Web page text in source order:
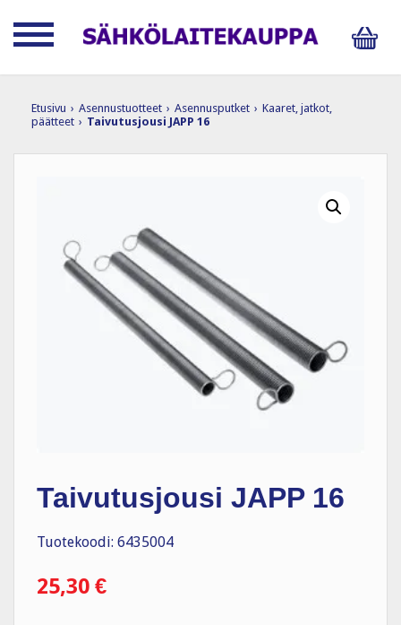
Etusivu › Asennustuotteet › Asennusputket › Kaaret, jatkot,
päätteet › Taivutusjousi JAPP 16
Taivutusjousi JAPP 16
Tuotekoodi: 6435004
25,30 €